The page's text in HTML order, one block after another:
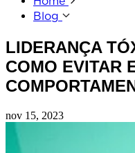
Blog
LIDERANÇA
COMO EVITAR
nov 15, 2023